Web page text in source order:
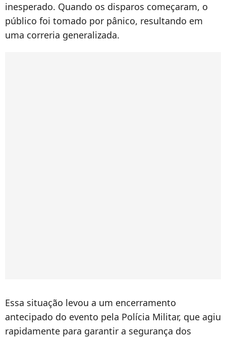
inesperado. Quando os disparos começaram, o
público foi tomado por pânico, resultando em
uma correria generalizada.
Essa situação levou a um encerramento
antecipado do evento pela Polícia Militar, que agiu
rapidamente para garantir a segurança dos